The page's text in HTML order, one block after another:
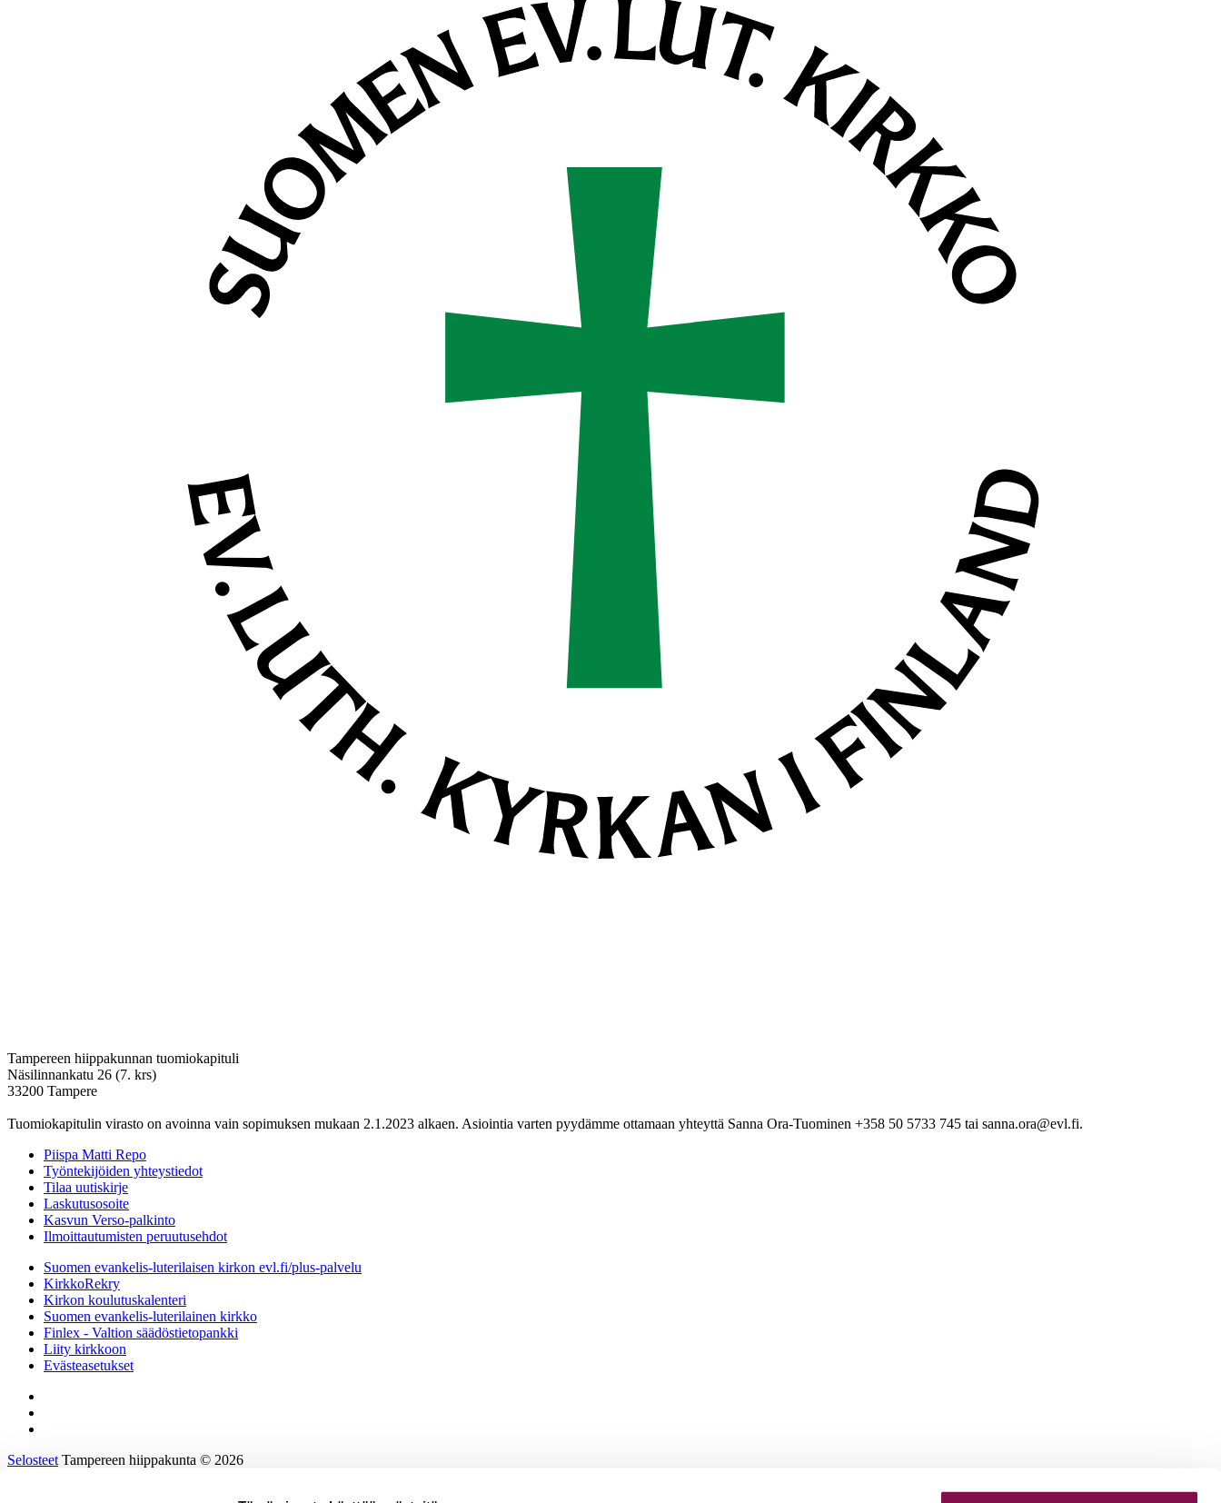
Tampereen hiippakunnan tuomiokapituli
Näsilinnankatu 26 (7. krs)
33200 Tampere
Tuomiokapitulin virasto on avoinna vain sopimuksen mukaan 2.1.2023 alkaen. Asiointia varten pyydämme ottamaan yhteyttä Sanna Ora-Tuominen +358 50 5733 745 tai sanna.ora@evl.fi.
Piispa Matti Repo
Työntekijöiden yhteystiedot
Tilaa uutiskirje
Laskutusosoite
Kasvun Verso-palkinto
Ilmoittautumisten peruutusehdot
Suomen evankelis-luterilaisen kirkon evl.fi/plus-palvelu
KirkkoRekry
Kirkon koulutuskalenteri
Suomen evankelis-luterilainen kirkko
Finlex - Valtion säädöstietopankki
Liity kirkkoon
Evästeasetukset
Selosteet Tampereen hiippakunta © 2026